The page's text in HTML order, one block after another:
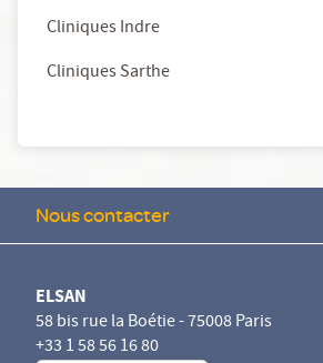
Cliniques Indre
Cliniques Sarthe
Nous contacter
ELSAN
58 bis rue la Boétie - 75008 Paris
+33 1 58 56 16 80